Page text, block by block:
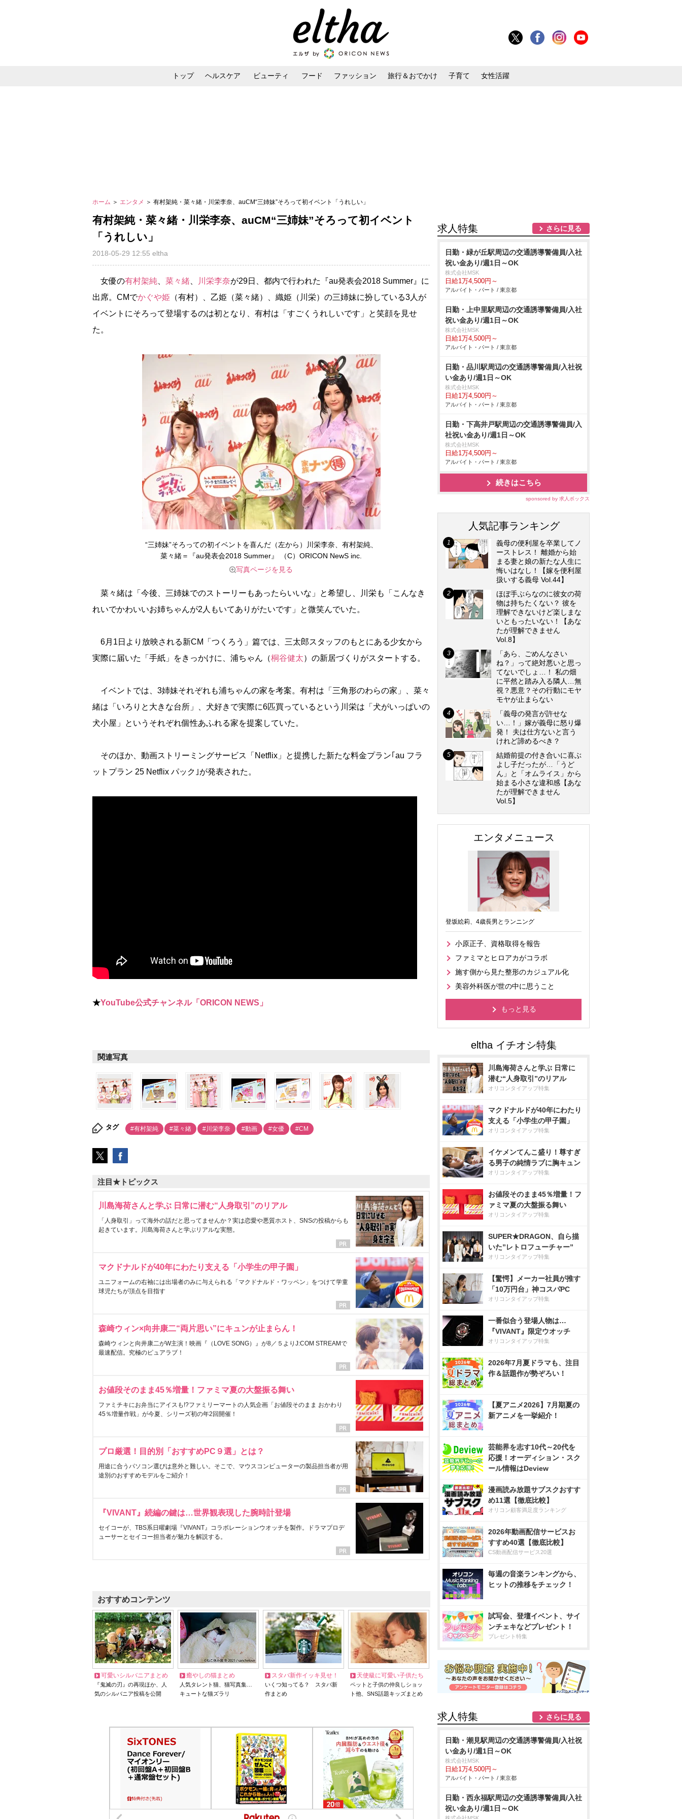
トップ ヘルスケア ビューティ フード ファッション 旅行＆おでかけ 子育て 女性活躍
ホーム ＞ エンタメ ＞ 有村架純・菜々緒・川栄李奈、auCM“三姉妹”そろって初イベント「うれしい」
有村架純・菜々緒・川栄李奈、auCM“三姉妹”そろって初イベント
「うれしい」
2018-05-29 12:55 eltha
女優の有村架純 菜々緒 川栄李奈が29日、都内で行われた『au発表会2018 Summer』に
出席。CMでかぐや姫 （有村）、乙姫（菜々緒）、織姫（川栄）の三姉妹に扮している3人が
イベントにそろって登場するのは初となり、有村は「すごくうれしいです」と笑顔を見せ
た。
“三姉妹”そろっての初イベントを喜んだ（左から）川栄李奈、有村架純、
菜々緒＝『au発表会2018 Summer』 （C）ORICON NewS inc.
写真ページを見る
菜々緒は「今後、三姉妹でのストーリーもあったらいいな」と希望し、川栄も「こんなき
れいでかわいいお姉ちゃんが2人もいてありがたいです」と微笑んでいた。
6月1日より放映される新CM「つくろう」篇では、三太郎スタッフのもとにある少女から
実際に届いた「手紙」をきっかけに、浦ちゃん（桐谷健太）の新居づくりがスタートする。
イベントでは、3姉妹それぞれも浦ちゃんの家を考案。有村は「三角形のわらの家」、菜々
緒は「いろりと大きな台所」、犬好きで実際に6匹買っているという川栄は「犬がいっぱいの
犬小屋」というそれぞれ個性あふれる家を提案していた。
そのほか、動画ストリーミングサービス「Netflix」と提携した新たな料金プラン｢au フラ
ットプラン 25 Netflix パック｣が発表された。
★YouTube公式チャンネル「ORICON NEWS」
関連写真
タグ #有村架純 #菜々緒 #川栄李奈 #動画 #女優 #CM
注目★トピックス
川島海荷さんと学ぶ 日常に潜む“人身取引”のリアル
「人身取引」って海外の話だと思ってませんか？実は恋愛や悪質ホスト、SNSの投稿からも
起きています。川島海荷さんと学ぶリアルな実態。
マクドナルドが40年にわたり支える「小学生の甲子園」
ユニフォームの右袖には出場者のみに与えられる「マクドナルド・ワッペン」をつけて学童
球児たちが頂点を目指す
森崎ウィン×向井康二“両片思い”にキュンが止まらん！
森崎ウィンと向井康二がW主演！映画『（LOVE SONG）』が8／５よりJ:COM STREAMで
最速配信。究極のピュアラブ！
お値段そのまま45％増量！ファミマ夏の大盤振る舞い
ファミチキにお弁当にアイスも!?ファミリーマートの人気企画「お値段そのまま おかわり
45％増量作戦」が今夏、シリーズ初の年2回開催！
プロ厳選！目的別「おすすめPC９選」とは？
用途に合うパソコン選びは意外と難しい。そこで、マウスコンピューターの製品担当者が用
途別のおすすめモデルをご紹介！
『VIVANT』続編の鍵は…世界観表現した腕時計登場
セイコーが、TBS系日曜劇場『VIVANT』コラボレーションウオッチを製作。ドラマプロデ
ューサーとセイコー担当者が魅力を解説する。
おすすめコンテンツ
可愛いシルバニアまとめ
『鬼滅の刃』の再現ほか、人
気のシルバニア投稿を公開
癒やしの猫まとめ
人気タレント猫、猫写真集…
キュートな猫ズラリ
スタバ新作イッキ見せ！
いくつ知ってる？ スタバ新
作まとめ
天使級に可愛い子供たち
ペットと子供の仲良しショッ
ト他、SNS話題キッズまとめ
求人特集 さらに見る
日勤・緑が丘駅周辺の交通誘導警備員/入社
祝い金あり/週1日～OK
株式会社MSK
日給1万4,500円～
アルバイト・パート / 東京都
日勤・上中里駅周辺の交通誘導警備員/入社
祝い金あり/週1日～OK
株式会社MSK
日給1万4,500円～
アルバイト・パート / 東京都
日勤・品川駅周辺の交通誘導警備員/入社祝
い金あり/週1日～OK
株式会社MSK
日給1万4,500円～
アルバイト・パート / 東京都
日勤・下高井戸駅周辺の交通誘導警備員/入
社祝い金あり/週1日～OK
株式会社MSK
日給1万4,500円～
アルバイト・パート / 東京都
続きはこちら
sponsored by 求人ボックス
人気記事ランキング
義母の便利屋を卒業してノ
ーストレス！ 離婚から始
まる妻と娘の新たな人生に
悔いはなし！【嫁を便利屋
扱いする義母 Vol.44】
ほぼ手ぶらなのに彼女の荷
物は持ちたくない？ 彼を
理解できないけど楽しまな
いともったいない！【あな
たが理解できません
Vol.8】
「あら、ごめんなさい
ね？」って絶対悪いと思っ
てないでしょ…！ 私の畑
に平然と踏み入る隣人…無
視？悪意？その行動にモヤ
モヤが止まらない
「義母の発言が許せな
い…！」嫁が義母に怒り爆
発！ 夫は仕方ないと言う
けれど諦めるべき？
結婚前提の付き合いに喜ぶ
よし子だったが…「うど
ん」と「オムライス」から
始まる小さな違和感【あな
たが理解できません
Vol.5】
エンタメニュース
登坂絵莉、4歳長男とランニング
小原正子、資格取得を報告
ファミマとヒロアカがコラボ
施す側から見た整形のカジュアル化
美容外科医が世の中に思うこと
もっと見る
川島海荷さんと学ぶ 日常に
潜む“人身取引”のリアル
オリコンタイアップ特集
マクドナルドが40年にわたり
支える「小学生の甲子園」
オリコンタイアップ特集
イケメンてんこ盛り！尊すぎ
る男子の純情ラブに胸キュン
オリコンタイアップ特集
お値段そのまま45％増量！フ
ァミマ夏の大盤振る舞い
オリコンタイアップ特集
SUPER★DRAGON、自ら描
いた”レトロフューチャー”
オリコンタイアップ特集
【驚愕】メーカー社員が推す
「10万円台」神コスパPC
オリコンタイアップ特集
一番似合う登場人物は…
『VIVANT』限定ウオッチ
オリコンタイアップ特集
2026年7月夏ドラマも、注目
作＆話題作が勢ぞろい！
【夏アニメ2026】7月期夏の
新アニメを一挙紹介！
芸能界を志す10代～20代を
応援！オーディション・スク
ール情報はDeview
漫画読み放題サブスクおすす
め11選【徹底比較】
オリコン顧客満足度ランキング
2026年動画配信サービスお
すすめ40選【徹底比較】
CS動画配信サービス20選
毎週の音楽ランキングから、
ヒットの推移をチェック！
試写会、登壇イベント、サイ
ンチェキなどプレゼント！
プレゼント特集
求人特集 さらに見る
日勤・潮見駅周辺の交通誘導警備員/入社祝
い金あり/週1日～OK
株式会社MSK
日給1万4,500円～
アルバイト・パート / 東京都
日勤・西永福駅周辺の交通誘導警備員/入社
祝い金あり/週1日～OK